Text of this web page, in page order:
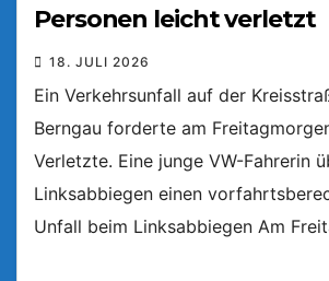
Personen leicht verletzt
18. JULI 2026
Ein Verkehrsunfall auf der
Berngau forderte am
Verletzte. Eine junge VW-Fahrerin
Linksabbiegen einen
Unfall beim Linksabbiegen Am